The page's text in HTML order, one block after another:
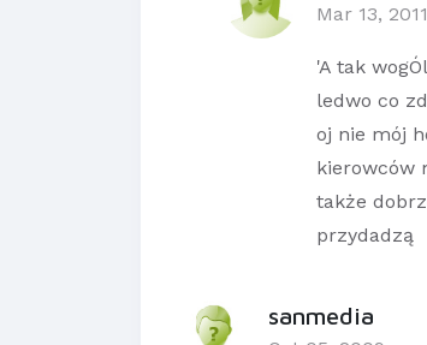
Mar 13, 2011
'A tak
ledwo co
oj nie mój
kierowców
także
przydadzą
sanmedia